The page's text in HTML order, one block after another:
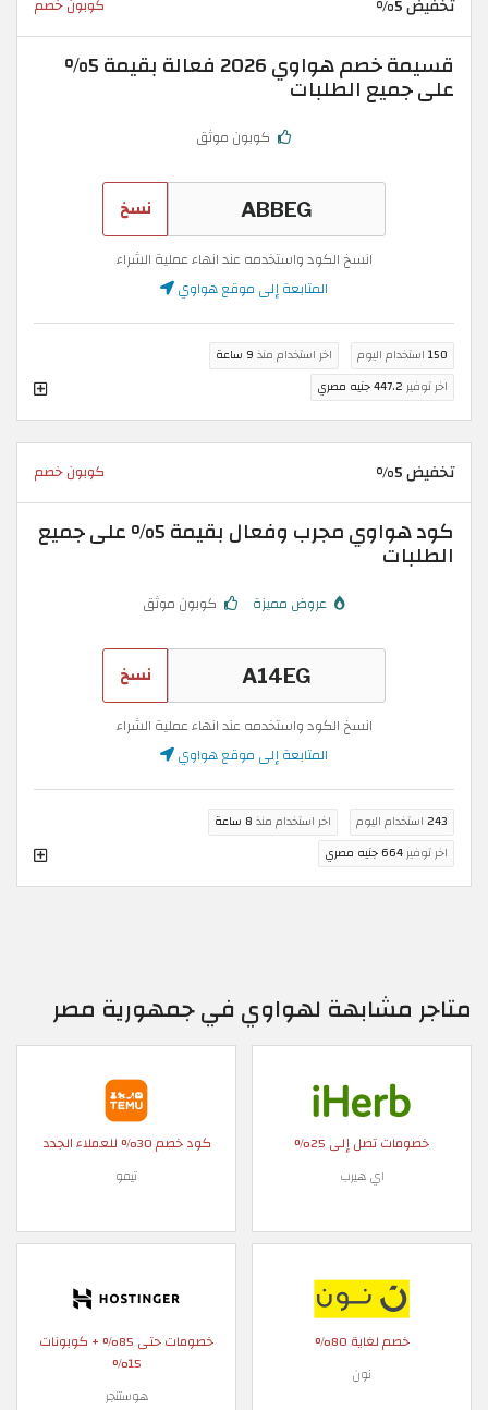
كوبون خصم
قسيمة خصم هواوي 2026 فعالة بقيمة 5%
على جميع الطلبات
كوبون موثق
نسخ
انسخ الكود واستخدمه عند انهاء عملية الشراء
المتابعة إلى موقع هواوي
150 استخدام اليوم اخر استخدام منذ 9 ساعة
اخر توفير 447.2 جنيه مصري
تخفيض 5% كوبون خصم
كود هواوي مجرب وفعال بقيمة 5% على جميع
الطلبات
عروض مميزة كوبون موثق
نسخ
انسخ الكود واستخدمه عند انهاء عملية الشراء
المتابعة إلى موقع هواوي
243 استخدام اليوم اخر استخدام منذ 8 ساعة
اخر توفير664 جنيه مصري
متاجر مشابهة لهواوي في جمهورية مصر
خصومات تصل إلى 25%
اي هيرب
كود خصم 30% للعملاء الجدد
تيمو
خصم لغاية 80%
نون
خصومات حتى 85% + كوبونات
15%
هوستنجر